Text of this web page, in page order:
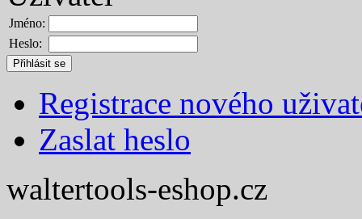
Jméno:
Heslo:
Registrace nového
Zaslat heslo
waltertools-eshop.cz